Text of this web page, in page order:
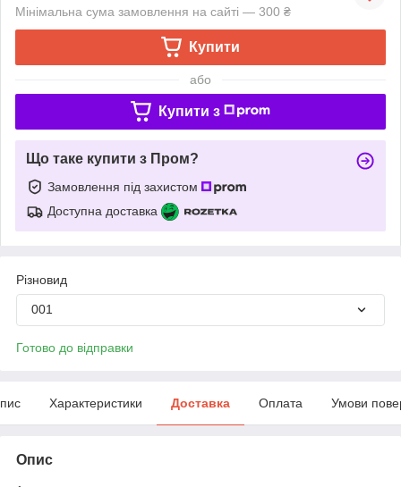
Мінімальна сума замовлення на сайті — 300 ₴
Купити
або
Купити з
Що таке купити з Пром?
Замовлення під захистом
Доступна доставка
Різновид
001
Готово до відправки
Характеристики Доставка Оплата Умови
Опис